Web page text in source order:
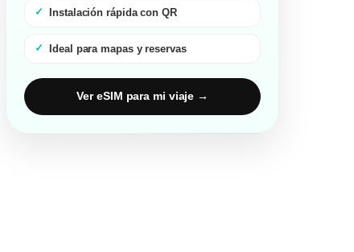
Instalación rápida con QR
Ideal para mapas y reservas
Ver eSIM para mi viaje →